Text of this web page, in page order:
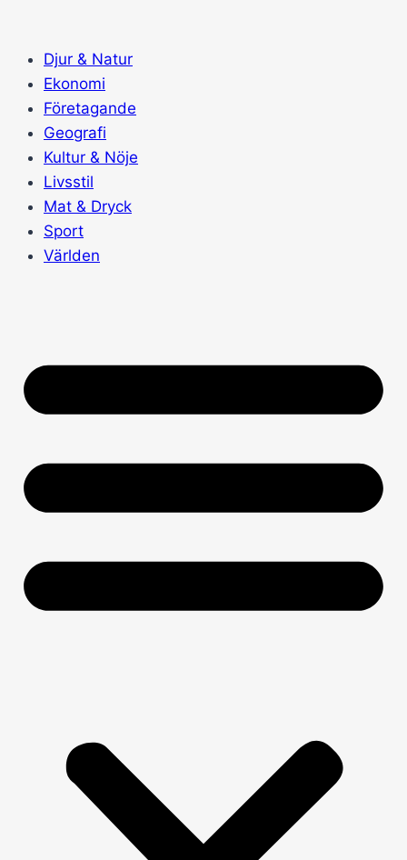
contentDjur & Natur
Ekonomi
Företagande
Geografi
Kultur & Nöje
Livsstil
Mat & Dryck
Sport
Världen